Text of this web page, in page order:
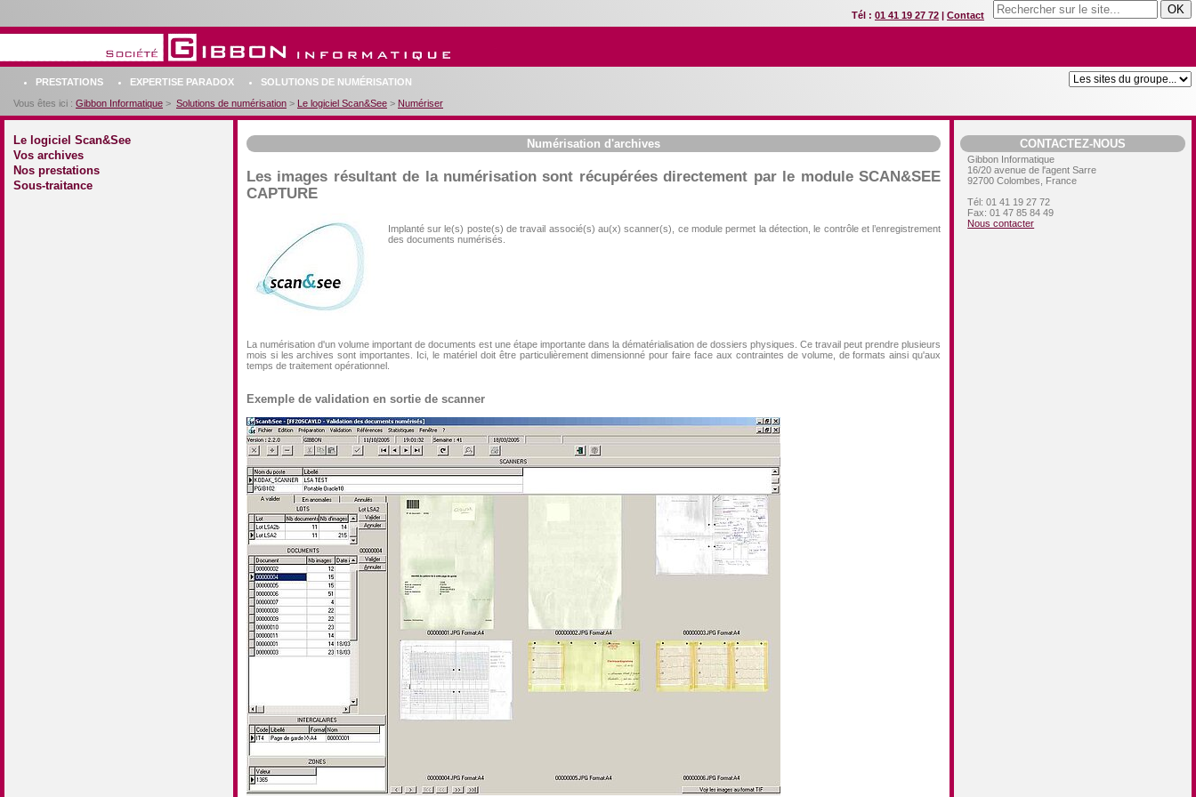
Tél : 01 41 19 27 72 | Contact
PRESTATIONS EXPERTISE PARADOX
SOLUTIONS DE NUMÉRISATION
Vous êtes ici : Gibbon Informatique > Solutions de numérisation > Le logiciel Scan&See > Numériser
Le logiciel Scan&See
Vos archives
Nos prestations
Sous-traitance
Numérisation d'archives
Les images résultant de la numérisation sont récupérées directement par le module SCAN&SEE
CAPTURE
Implanté sur le(s) poste(s) de travail associé(s) au(x) scanner(s), ce module permet la détection, le contrôle et l’enregistrement
des documents numérisés.
La numérisation d'un volume important de documents est une étape importante dans la dématérialisation de dossiers physiques. Ce travail peut prendre plusieurs
mois si les archives sont importantes. Ici, le matériel doit être particulièrement dimensionné pour faire face aux contraintes de volume, de formats ainsi qu'aux
temps de traitement opérationnel.
Exemple de validation en sortie de scanner
CONTACTEZ-NOUS
Gibbon Informatique
16/20 avenue de l'agent Sarre
92700 Colombes, France
Tél:01 41 19 27 72
Fax:01 47 85 84 49
Nous contacter